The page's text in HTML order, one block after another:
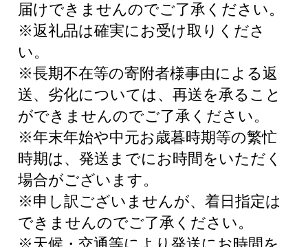
届けできませんのでご了承ください。
※返礼品は確実にお受け取りくださ
い。
※長期不在等の寄附者様事由による返
送、劣化については、再送を承ること
ができませんのでご了承ください。
※年末年始や中元お歳暮時期等の繁忙
時期は、発送までにお時間をいただく
場合がございます。
※申し訳ございませんが、着日指定は
できませんのでご了承ください。